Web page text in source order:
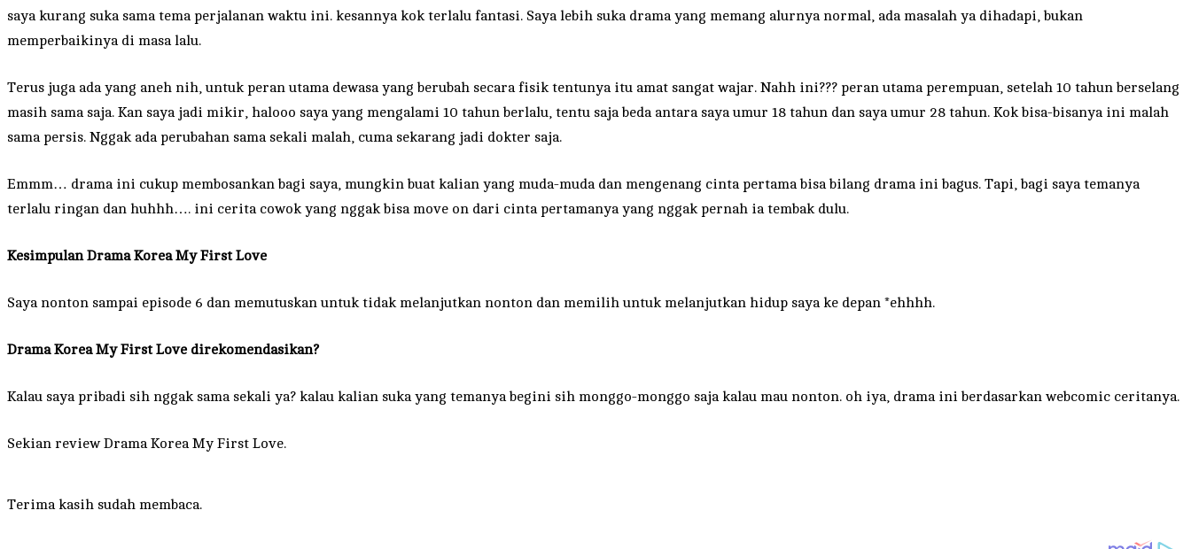
saya kurang suka sama tema perjalanan waktu ini. kesannya kok terlalu fantasi. Saya lebih suka drama yang memang alurnya normal, ada masalah ya dihadapi, bukan
memperbaikinya di masa lalu.
Terus juga ada yang aneh nih, untuk peran utama dewasa yang berubah secara fisik tentunya itu amat sangat wajar. Nahh ini??? peran utama perempuan, setelah 10 tahun berselang
masih sama saja. Kan saya jadi mikir, halooo saya yang mengalami 10 tahun berlalu, tentu saja beda antara saya umur 18 tahun dan saya umur 28 tahun. Kok bisa-bisanya ini malah
sama persis. Nggak ada perubahan sama sekali malah, cuma sekarang jadi dokter saja.
Emmm… drama ini cukup membosankan bagi saya, mungkin buat kalian yang muda-muda dan mengenang cinta pertama bisa bilang drama ini bagus. Tapi, bagi saya temanya
terlalu ringan dan huhhh…. ini cerita cowok yang nggak bisa move on dari cinta pertamanya yang nggak pernah ia tembak dulu.
Kesimpulan Drama Korea My First Love
Saya nonton sampai episode 6 dan memutuskan untuk tidak melanjutkan nonton dan memilih untuk melanjutkan hidup saya ke depan *ehhhh.
Drama Korea My First Love direkomendasikan?
Kalau saya pribadi sih nggak sama sekali ya? kalau kalian suka yang temanya begini sih monggo-monggo saja kalau mau nonton. oh iya, drama ini berdasarkan webcomic ceritanya.
Sekian review Drama Korea My First Love.
Terima kasih sudah membaca.